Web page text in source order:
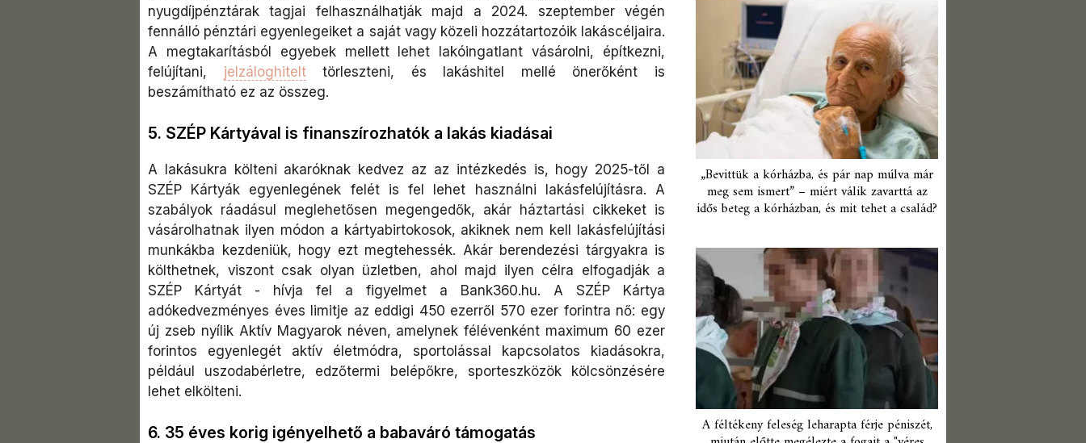
nyugdíjpénztárak tagjai felhasználhatják majd a 2024. szeptember végén
fennálló pénztári egyenlegeiket a saját vagy közeli hozzátartozóik lakáscéljaira.
A megtakarításból egyebek mellett lehet lakóingatlant vásárolni, építkezni,
felújítani, jelzáloghitelttörleszteni, és lakáshitel mellé önerőként is
beszámítható ez az összeg.
5. SZÉP Kártyával is finanszírozhatók a lakás kiadásai
A lakásukra költeni akaróknak kedvez az az intézkedés is, hogy 2025-től a
SZÉP Kártyák egyenlegének felét is fel lehet használni lakásfelújításra. A
szabályok ráadásul meglehetősen megengedők, akár háztartási cikkeket is
vásárolhatnak ilyen módon a kártyabirtokosok, akiknek nem kell lakásfelújítási
munkákba kezdeniük, hogy ezt megtehessék. Akár berendezési tárgyakra is
költhetnek, viszont csak olyan üzletben, ahol majd ilyen célra elfogadják a
SZÉP Kártyát - hívja fel a figyelmet a Bank360.hu. A SZÉP Kártya
adókedvezményes éves limitje az eddigi 450 ezerről 570 ezer forintra nő: egy
új zseb nyílik Aktív Magyarok néven, amelynek félévenként maximum 60 ezer
forintos egyenlegét aktív életmódra, sportolással kapcsolatos kiadásokra,
például uszodabérletre, edzőtermi belépőkre, sporteszközök kölcsönzésére
lehet elkölteni.
6. 35 éves korig igényelhető a babaváró támogatás
„Bevittük a kórházba, és pár nap múlva már
meg sem ismert” – miért válik zavarttá az
idős beteg a kórházban, és mit tehet a család?
A féltékeny feleség leharapta férje péniszét,